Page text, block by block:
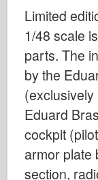
Eduard
E.T. Modell
Fina mögel
Friulmodel
Hasegawa
Limited
1/48 scale
parts. The
by the
(exclusively
Eduard
cockpit
armor plate
section,